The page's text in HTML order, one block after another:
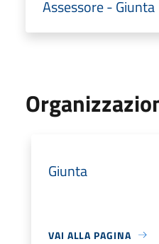
Assessore - Giunta
Giunta
VAI ALLA PAGINA